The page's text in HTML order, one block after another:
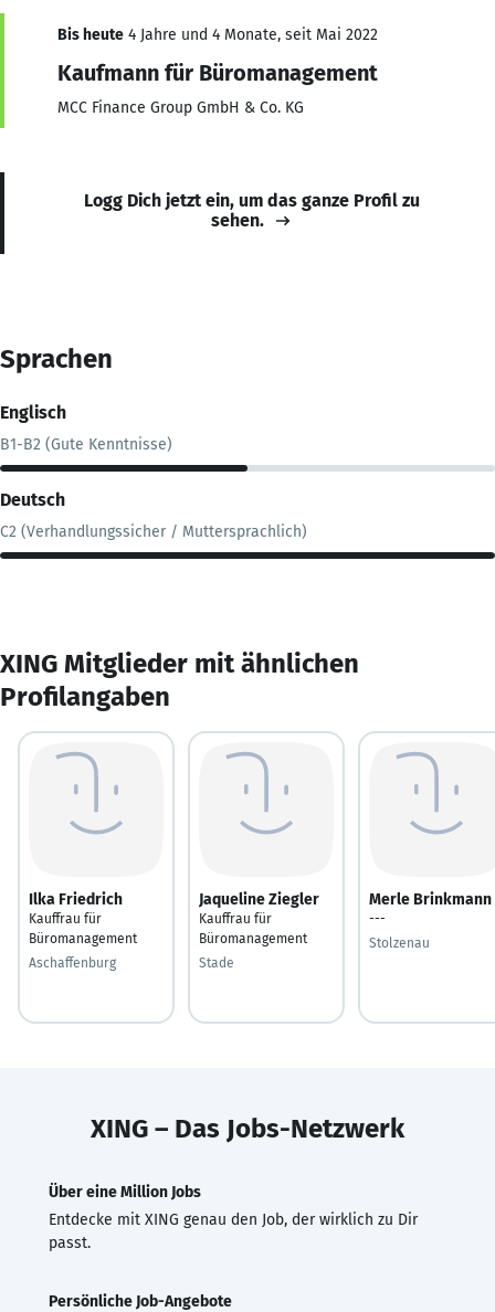
Bis heute 4 Jahre und 4 Monate, seit Mai 2022
Kaufmann für Büromanagement
MCC Finance Group GmbH & Co. KG
Logg Dich jetzt ein, um das ganze Profil zu
sehen.
Sprachen
Englisch
B1-B2 (Gute Kenntnisse)
Deutsch
C2 (Verhandlungssicher / Muttersprachlich)
XING Mitglieder mit ähnlichen
Profilangaben
Ilka Friedrich
Kauffrau für
Büromanagement
Aschaffenburg
Jaqueline Ziegler
Kauffrau für
Büromanagement
Stade
Merle Brinkmann
---
Stolzenau
XING – Das Jobs-Netzwerk
Über eine Million Jobs
Entdecke mit XING genau den Job, der wirklich zu Dir
passt.
Persönliche Job-Angebote